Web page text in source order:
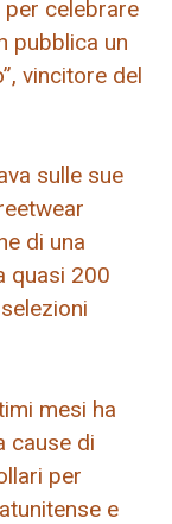
per celebrare
pubblica un
vincitore del
sulle sue
di una
quasi 200
mesi ha
cause di
per
e